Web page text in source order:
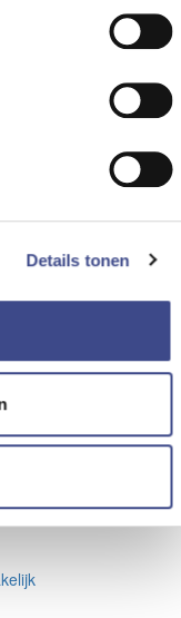
Details tonen